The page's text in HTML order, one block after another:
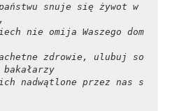
snuje się żywot w
nie omija Waszego dom
zdrowie, ulubuj so
nadwątlone przez nas s